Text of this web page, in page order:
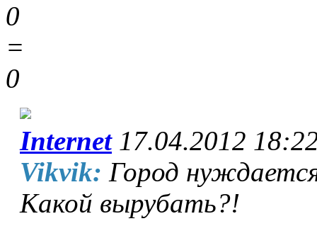
0
=
0
Internet17.04.2012
Vikvik: Город
Какой вырубать?!